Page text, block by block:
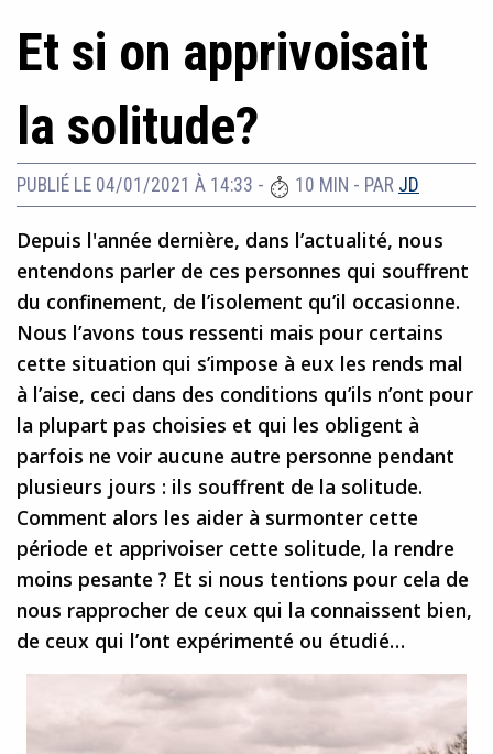
Et si on apprivoisait
la solitude?
PUBLIÉ LE 04/01/2021 À 14:33 - 10 MIN - PAR JD
Depuis l'année dernière, dans l’actualité, nous
entendons parler de ces personnes qui souffrent
du confinement, de l’isolement qu’il occasionne.
Nous l’avons tous ressenti mais pour certains
cette situation qui s’impose à eux les rends mal
à l’aise, ceci dans des conditions qu’ils n’ont pour
la plupart pas choisies et qui les obligent à
parfois ne voir aucune autre personne pendant
plusieurs jours : ils souffrent de la solitude.
Comment alors les aider à surmonter cette
période et apprivoiser cette solitude, la rendre
moins pesante ? Et si nous tentions pour cela de
nous rapprocher de ceux qui la connaissent bien,
de ceux qui l’ont expérimenté ou étudié…